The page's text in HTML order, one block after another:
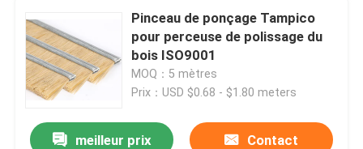
Pinceau de ponçage Tampico
pour perceuse de polissage du
bois ISO9001
MOQ：5 mètres
Prix：USD $0.68 - $1.80 meters
meilleur prix Contact